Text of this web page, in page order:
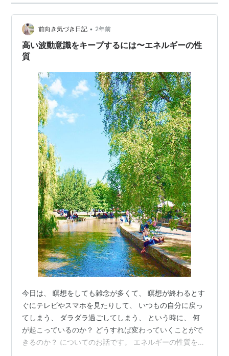
前向き気づき日記 • 2年前
高い波動意識をキープするには〜エネルギーの性
質
今日は、 瞑想をしても雑念が多くて、 瞑想が終わるとす
ぐにテレビやスマホを見たりして、 いつもの自分に戻っ
てしまう、 ダラダラ過ごしてしまう、 という時に、 何
が起こっているのか？ どうすれば変わっていくことがで
きるのか？ についてのお話です。 エネルギーの性質を知